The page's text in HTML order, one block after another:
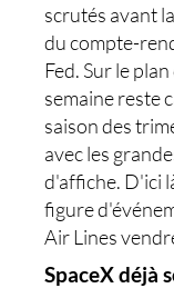
scrutés avant
du compte-
Fed. Sur le
semaine reste
saison des
avec les
d'affiche. D'ici
figure
Air Lines
SpaceX déjà